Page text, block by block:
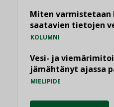
Miten varmistetaan
saatavien tietojen
KOLUMNI
Vesi- ja
jämähtänyt ajassa
MIELIPIDE